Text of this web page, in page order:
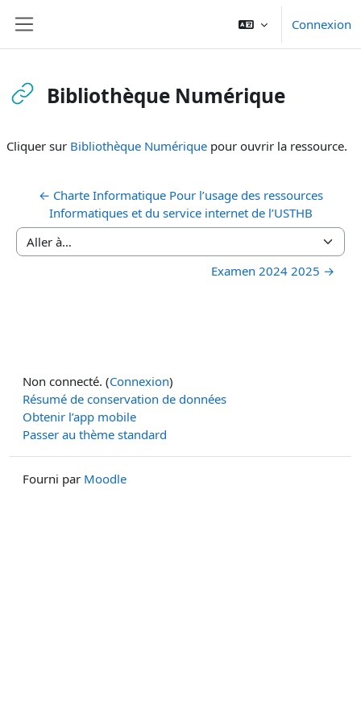
Connexion
Bibliothèque Numérique
Cliquer sur Bibliothèque Numérique pour ouvrir la ressource.
← Charte Informatique Pour l’usage des ressources
Informatiques et du service internet de l’USTHB
Aller à…
Examen 2024 2025 →
Non connecté. (Connexion)
Résumé de conservation de données
Obtenir l’app mobile
Passer au thème standard
Fourni par Moodle